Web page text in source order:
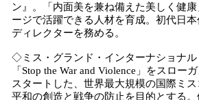
ン』。「内面美を兼ね備えた美しく健
ージで活躍できる人材を育成。初代日
ディレクターを務める。
◇ミス・グランド・インターナショナル
「Stop the War and Violence」をスロー
スタートした、世界最大規模の国際ミ
平和の創造と戦争の防止を目的とする